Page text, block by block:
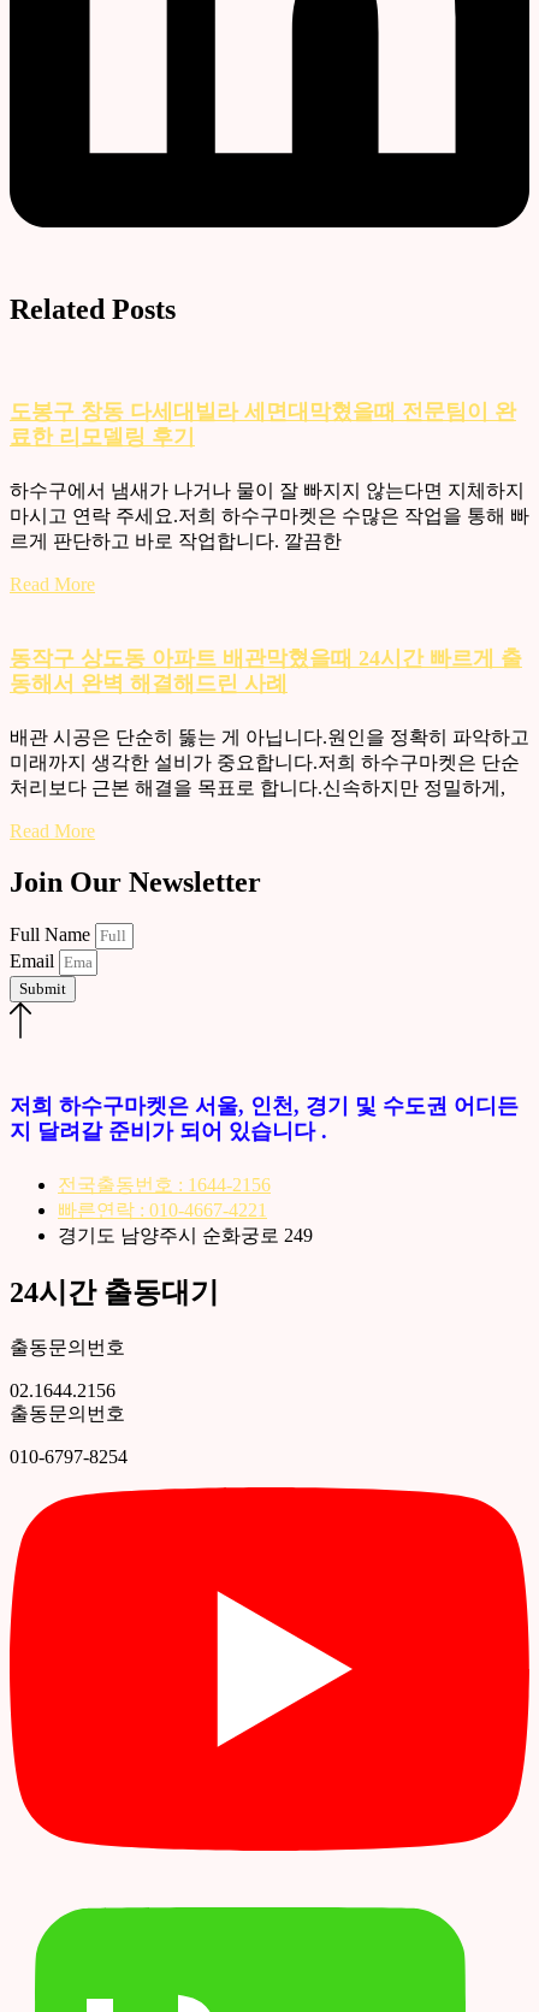
Related Posts
도봉구 창동 다세대빌라 세면대막혔을때 전문팀이 완
료한 리모델링 후기
하수구에서 냄새가 나거나 물이 잘 빠지지 않는다면 지체하지
마시고 연락 주세요.저희 하수구마켓은 수많은 작업을 통해 빠
르게 판단하고 바로 작업합니다. 깔끔한
Read More
동작구 상도동 아파트 배관막혔을때 24시간 빠르게 출
동해서 완벽 해결해드린 사례
배관 시공은 단순히 뚫는 게 아닙니다.원인을 정확히 파악하고
미래까지 생각한 설비가 중요합니다.저희 하수구마켓은 단순
처리보다 근본 해결을 목표로 합니다.신속하지만 정밀하게,
Read More
Join Our Newsletter
Full Name
Email
Submit
저희 하수구마켓은 서울, 인천, 경기 및 수도권 어디든
지 달려갈 준비가 되어 있습니다 .
전국출동번호 : 1644-2156
빠른연락 : 010-4667-4221
경기도 남양주시 순화궁로 249
24시간 출동대기
출동문의번호
02.1644.2156
출동문의번호
010-6797-8254